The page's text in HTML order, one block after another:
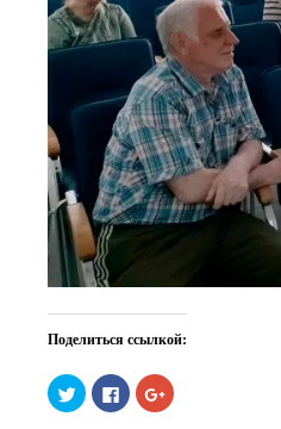
Поделиться ссылкой:
Нажмите,
чтобы
поделиться
Нажмите
здесь,
чтобы
Нажмите,
чтобы